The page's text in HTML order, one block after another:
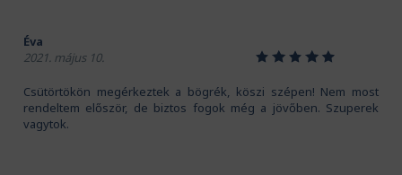
Éva
2021. május 10.
12345
Csütörtökön megérkeztek a bögrék, köszi szépen! Nem most
rendeltem először, de biztos fogok még a jövőben. Szuperek
vagytok.